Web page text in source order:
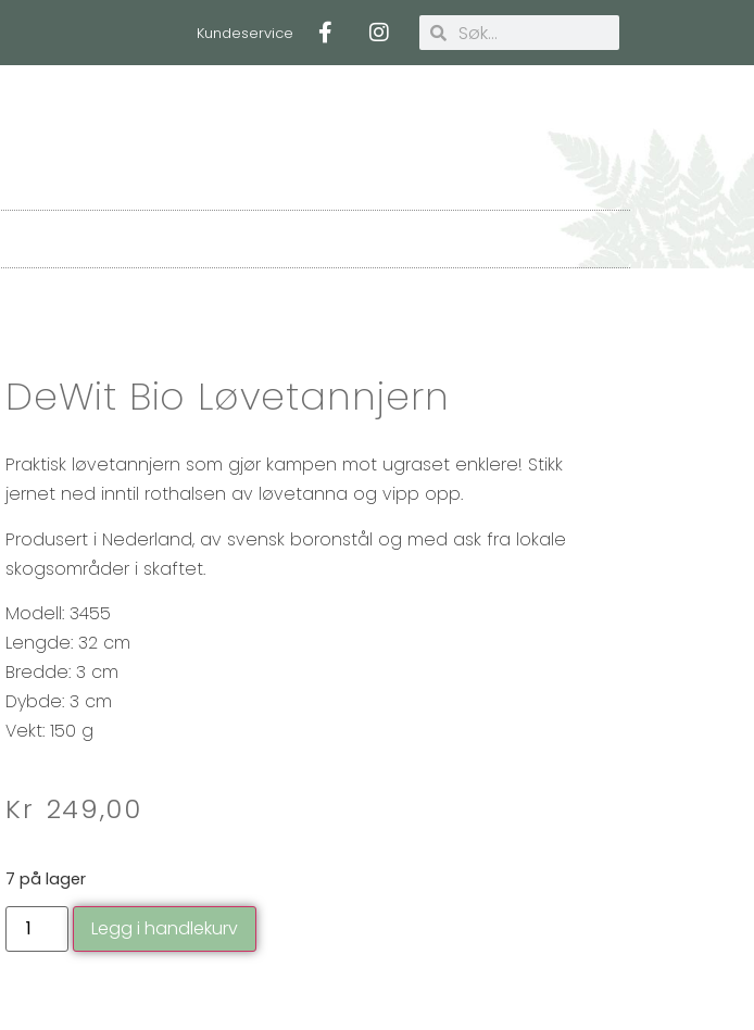
Kundeservice
DeWit Bio Løvetannjern
Praktisk løvetannjern som gjør kampen mot ugraset enklere! Stikk
jernet ned inntil rothalsen av løvetanna og vipp opp.
Produsert i Nederland, av svensk boronstål og med ask fra lokale
skogsområder i skaftet.
Modell: 3455
Lengde: 32 cm
Bredde: 3 cm
Dybde: 3 cm
Vekt: 150 g
Kr 249,00
7 på lager
Legg i handlekurv